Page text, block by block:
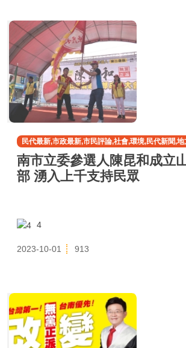
民代最新,市政最新,市民評論,社會,環境,民代新聞,地
南市立委參選人陳昆和成立
部 湧入上千支持民眾
4
2023-10-01 913